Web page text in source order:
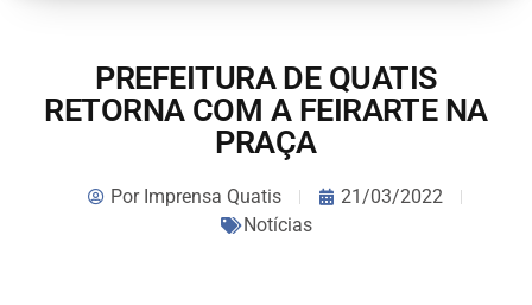
PREFEITURA DE QUATIS
RETORNA COM A FEIRARTE NA
PRAÇA
PorImprensa Quatis
21/03/2022
Notícias